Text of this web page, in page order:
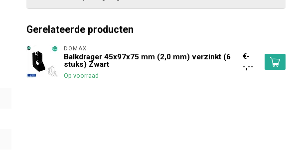
Gerelateerde producten
DOMAX
Balkdrager 45x97x75 mm (2,0 mm) verzinkt (6
stuks) Zwart
Op voorraad
€-
-,--